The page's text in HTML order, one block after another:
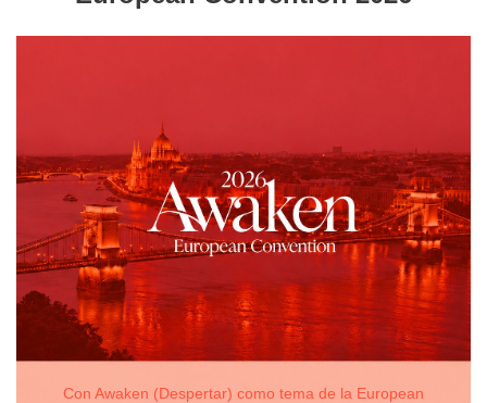
Con Awaken (Despertar) como tema de la European